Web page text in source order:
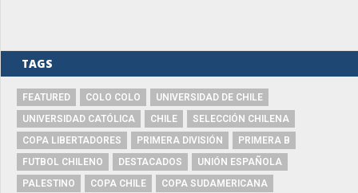
TAGS
FEATURED COLO COLO
UNIVERSIDAD DE CHILE
UNIVERSIDAD CATÓLICA
CHILE
SELECCIÓN CHILENA
COPA LIBERTADORES
PRIMERA DIVISIÓN
PRIMERA B
FUTBOL CHILENO
DESTACADOS
UNIÓN ESPAÑOLA
PALESTINO
COPA CHILE
COPA SUDAMERICANA